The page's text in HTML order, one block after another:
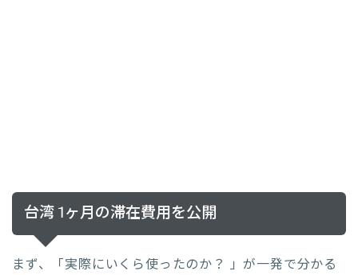
台湾 1ヶ月の滞在費用を公開
まず、「実際にいくら使ったのか？ 」が一発で分かる